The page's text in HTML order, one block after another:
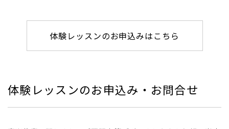
体験レッスンのお申込みはこちら
体験レッスンのお申込み・お問合せ